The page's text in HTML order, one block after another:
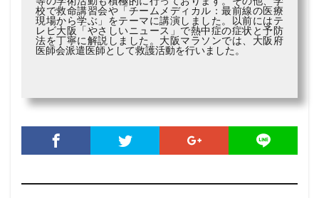
校で救命講習会や「チームメディカル：最前線の医療
現場から学ぶ」をテーマに講演しました。以前にはテ
レビ大阪「やさしいニュース」で熱中症の症状と予防
法を丁寧に解説しました。大阪マラソンでは、大阪府
医師会派遣医師として救護活動を行いました。